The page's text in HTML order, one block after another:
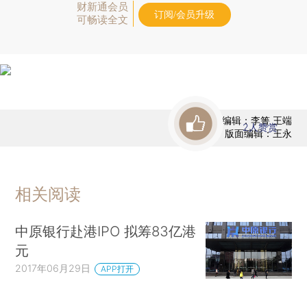
财新通会员
可畅读全文
订阅/会员升级
责任编辑：李箐 王端
版面编辑：王永
2人赞赏
相关阅读
中原银行赴港IPO 拟筹83亿港
元
2017年06月29日 APP打开